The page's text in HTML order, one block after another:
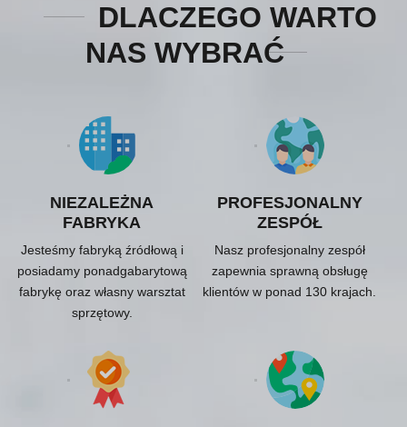
DLACZEGO WARTO
NAS WYBRAĆ
NIEZALEŻNA
FABRYKA
Jesteśmy fabryką źródłową i
posiadamy ponadgabarytową
fabrykę oraz własny warsztat
sprzętowy.
PROFESJONALNY
ZESPÓŁ
Nasz profesjonalny zespół
zapewnia sprawną obsługę
klientów w ponad 130 krajach.